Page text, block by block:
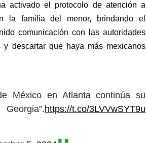
activado el protocolo de atención a
la familia del menor, brindando el
comunicación con las autoridades
descartar que haya más mexicanos
México en Atlanta continúa su
https://t.co/3LVVwSYT9u